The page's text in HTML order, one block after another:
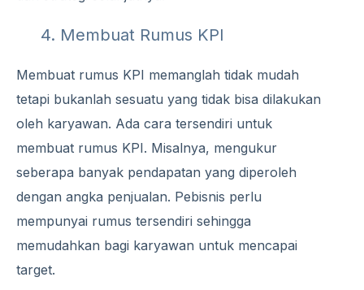
4. Membuat Rumus KPI
Membuat rumus KPI memanglah tidak mudah
tetapi bukanlah sesuatu yang tidak bisa dilakukan
oleh karyawan. Ada cara tersendiri untuk
membuat rumus KPI. Misalnya, mengukur
seberapa banyak pendapatan yang diperoleh
dengan angka penjualan. Pebisnis perlu
mempunyai rumus tersendiri sehingga
memudahkan bagi karyawan untuk mencapai
target.